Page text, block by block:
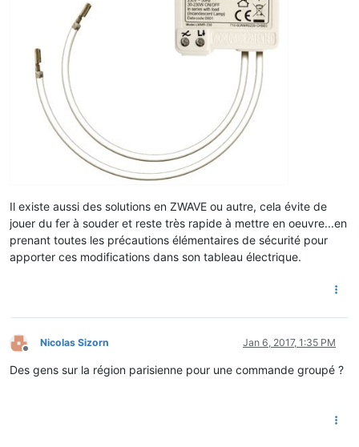
Il existe aussi des solutions en ZWAVE ou autre, cela évite de
jouer du fer à souder et reste très rapide à mettre en oeuvre...en
prenant toutes les précautions élémentaires de sécurité pour
apporter ces modifications dans son tableau électrique.
Offline
Nicolas Sizorn Jan 6, 2017, 1:35 PM
Des gens sur la région parisienne pour une commande groupé ?